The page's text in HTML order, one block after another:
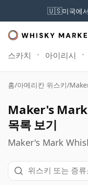
🇺🇸미국에
스카치 아이리시
홈/아메리칸 위스키/
Maker's
목록 보기
Maker's Mark